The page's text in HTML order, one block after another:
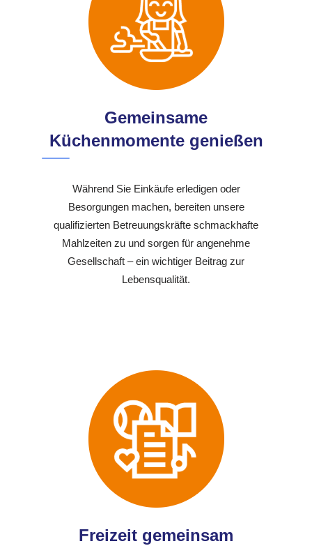
Gemeinsame
Küchenmomente genießen
Während Sie Einkäufe erledigen oder
Besorgungen machen, bereiten unsere
qualifizierten Betreuungskräfte schmackhafte
Mahlzeiten zu und sorgen für angenehme
Gesellschaft – ein wichtiger Beitrag zur
Lebensqualität.
Freizeit gemeinsam